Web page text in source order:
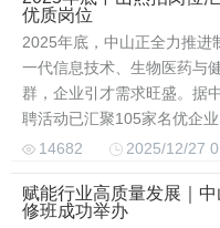
优质岗位
2025年底，中山正全力推进
一代信息技术、生物医药与
群，企业引才需求旺盛。据
聘活动已汇聚105家名优企
14682
2025/12/27
赋能行业高质量发展｜
修班成功举办